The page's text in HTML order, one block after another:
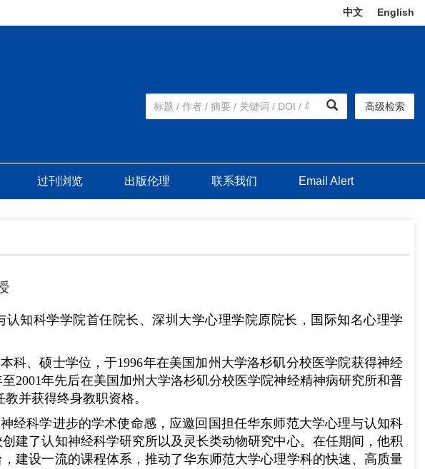
中文 English
高级检索
过刊浏览 出版伦理 联系我们 Email Alert
认知科学学院首任院长、深圳大学心理学院原院长，国际知名心理学
科、硕士学位，于1996年在美国加州大学洛杉矶分校医学院获得神经
至2001年先后在美国加州大学洛杉矶分校医学院神经精神病研究所和普
并获得终身教职资格。
经科学进步的学术使命感，应邀回国担任华东师范大学心理与认知科
建了认知神经科学研究所以及灵长类动物研究中心。在任期间，他积
建设一流的课程体系，推动了华东师范大学心理学科的快速、高质量